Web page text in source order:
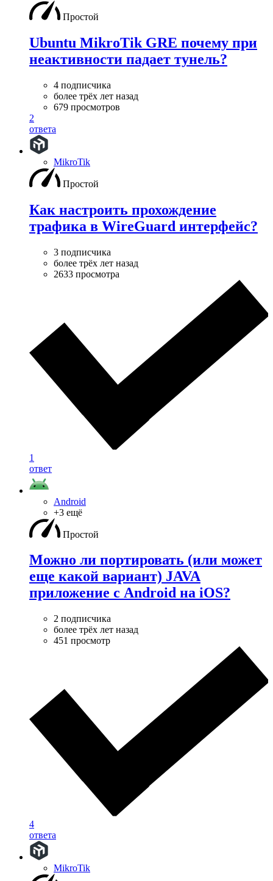
Простой
Ubuntu MikroTik GRE почему при
неактивности падает тунель?
4 подписчика
более трёх лет назад
679 просмотров
2
ответа
MikroTik
Простой
Как настроить прохождение
трафика в WireGuard интерфейс?
3 подписчика
более трёх лет назад
2633 просмотра
1
ответ
Android
+3 ещё
Простой
Можно ли портировать (или может
еще какой вариант) JAVA
приложение с Android на iOS?
2 подписчика
более трёх лет назад
451 просмотр
4
ответа
MikroTik